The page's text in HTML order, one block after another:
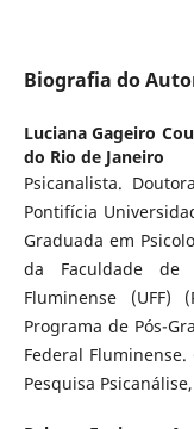
Biografia do
Luciana Gageiro
do Rio de Janeiro
Psicanalista.
Pontifícia
Graduada em
da Faculdade de
Fluminense
Programa de Pós-
Federal Fluminense.
Pesquisa